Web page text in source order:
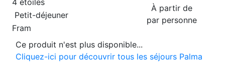
À partir de
par personne
4 étoiles
Petit-déjeuner
Fram
Ce produit n'est plus disponible...
Cliquez-ici pour découvrir tous les séjours Palma